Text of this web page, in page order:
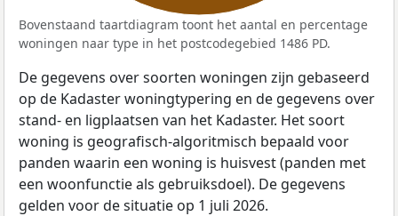
Bovenstaand taartdiagram toont het aantal en percentage
woningen naar type in het postcodegebied 1486 PD.
De gegevens over soorten woningen zijn gebaseerd
op de Kadaster woningtypering en de gegevens over
stand- en ligplaatsen van het Kadaster. Het soort
woning is geografisch-algoritmisch bepaald voor
panden waarin een woning is huisvest (panden met
een woonfunctie als gebruiksdoel). De gegevens
gelden voor de situatie op 1 juli 2026.